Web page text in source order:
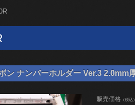
ボン ナンバーホルダー Ver.3
販売価格 （税込）